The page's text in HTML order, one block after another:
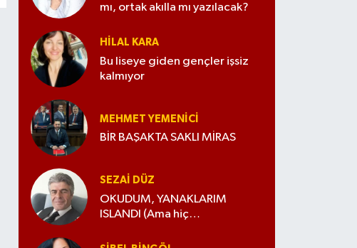
mı, ortak akılla mı yazılacak?
HILAL KARA
Bu liseye giden gençler işsiz
kalmıyor
MEHMET YEMENICI
BİR BAŞAKTA SAKLI MİRAS
SEZAI DÜZ
OKUDUM, YANAKLARIM
ISLANDI (Ama hiç